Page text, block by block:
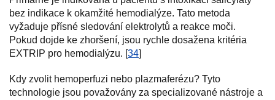
bez indikace k okamžité hemodialýze. Tato metoda
vyžaduje přísné sledování elektrolytů a reakce moči.
Pokud dojde ke zhoršení, jsou rychle dosažena kritéria
EXTRIP pro hemodialýzu. [34]
Kdy zvolit hemoperfuzi nebo plazmaferézu? Tyto
technologie jsou považovány za specializované nástroje a